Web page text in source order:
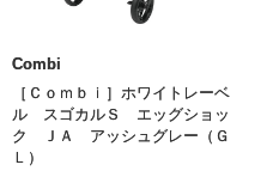
Combi
［Ｃｏｍｂｉ］ホワイトレーベ
ル スゴカルＳ エッグショッ
ク ＪＡ アッシュグレー（Ｇ
Ｌ）